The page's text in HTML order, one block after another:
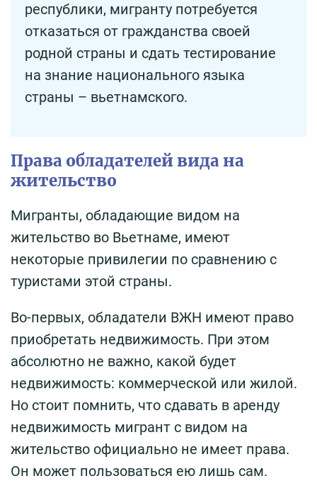
республики, мигранту потребуется
отказаться от гражданства своей
родной страны и сдать тестирование
на знание национального языка
страны – вьетнамского.
Права обладателей вида на
жительство
Мигранты, обладающие видом на
жительство во Вьетнаме, имеют
некоторые привилегии по сравнению с
туристами этой страны.
Во-первых, обладатели ВЖН имеют право
приобретать недвижимость. При этом
абсолютно не важно, какой будет
недвижимость: коммерческой или жилой.
Но стоит помнить, что сдавать в аренду
недвижимость мигрант с видом на
жительство официально не имеет права.
Он может пользоваться ею лишь сам.